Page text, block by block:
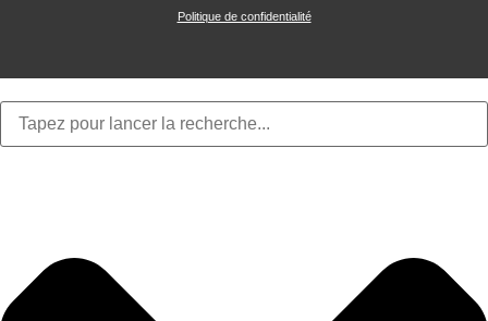
Politique de confidentialité